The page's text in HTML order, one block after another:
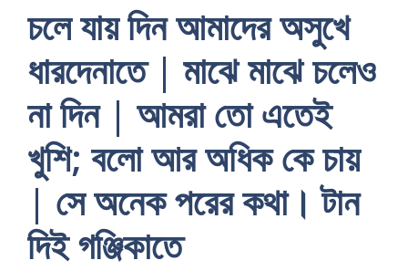
চলে যায় দিন আমাদের অসুখে
ধারদেনাতে | মাঝে মাঝে চলেও
না দিন | আমরা তাে এতেই
খুশি; বলাে আর অধিক কে চায়
| সে অনেক পরের কথা। টান
দিই গঞ্জিকাতে